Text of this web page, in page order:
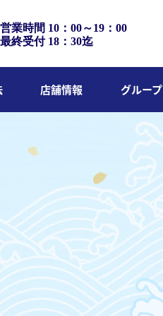
営業時間 10：00～19：00
最終受付 18：30迄
店舗情報 グループ